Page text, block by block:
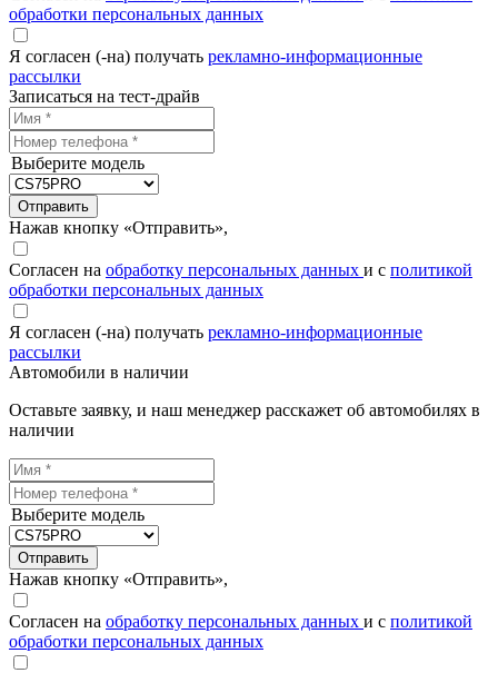
обработки персональных данных
Я согласен (-на) получать рекламно-информационные
рассылки
Записаться на тест-драйв
Выберите модель
Отправить
Нажав кнопку «Отправить»,
Согласен на обработку персональных данных и с политикой
обработки персональных данных
Я согласен (-на) получать рекламно-информационные
рассылки
Автомобили в наличии
Оставьте заявку, и наш менеджер расскажет об автомобилях в
наличии
Выберите модель
Отправить
Нажав кнопку «Отправить»,
Согласен на обработку персональных данных и с политикой
обработки персональных данных